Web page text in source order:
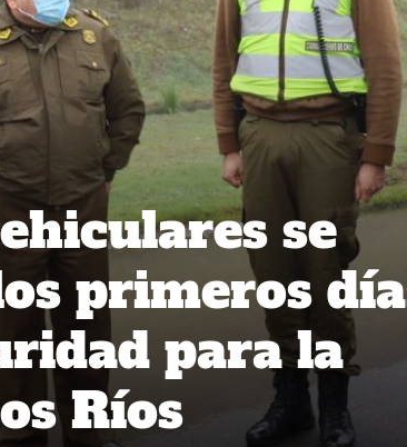
se
primeros
para la
Ríos